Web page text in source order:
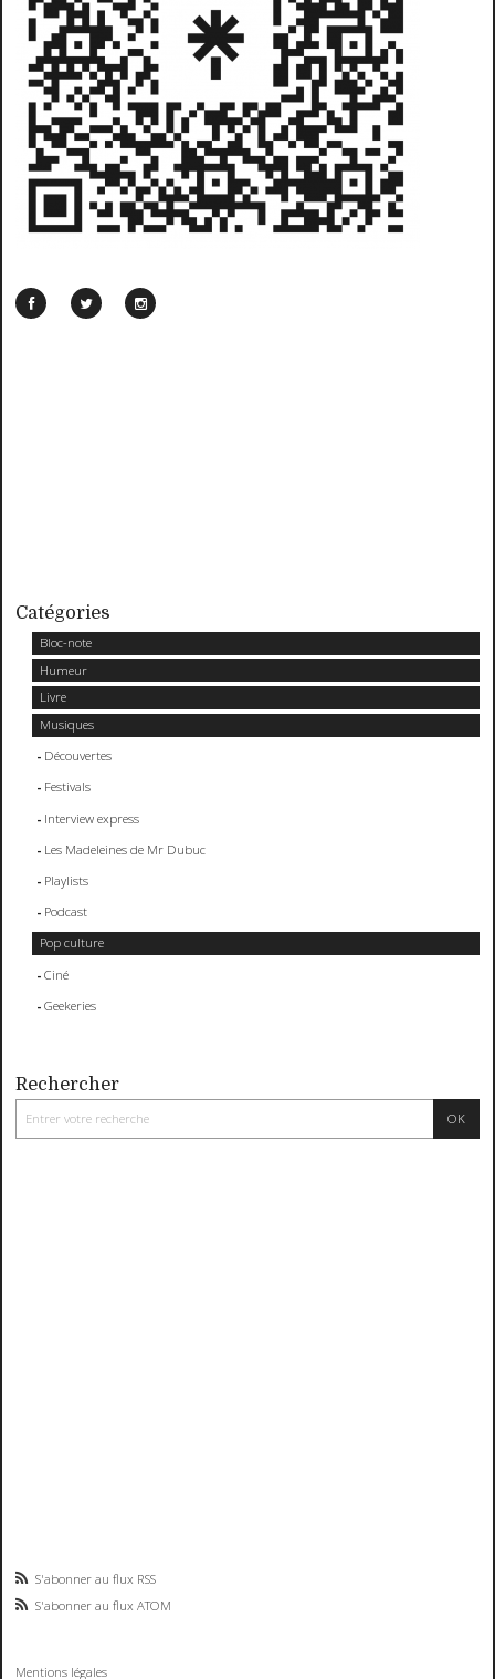
Catégories
Bloc-note
Humeur
Livre
Musiques
Découvertes
Festivals
Interview express
Les Madeleines de Mr Dubuc
Playlists
Podcast
Pop culture
Ciné
Geekeries
Rechercher
S'abonner au flux RSS
S'abonner au flux ATOM
Mentions légales